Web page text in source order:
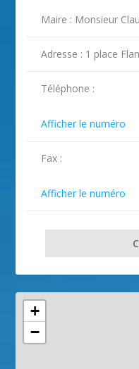
ILLUSTRATION
ILLUSTRATION
ILLUSTRATION
Maire : Monsieur
Adresse : 1 place
Téléphone :
Afficher le numéro
Fax :
Afficher le numéro
+
−